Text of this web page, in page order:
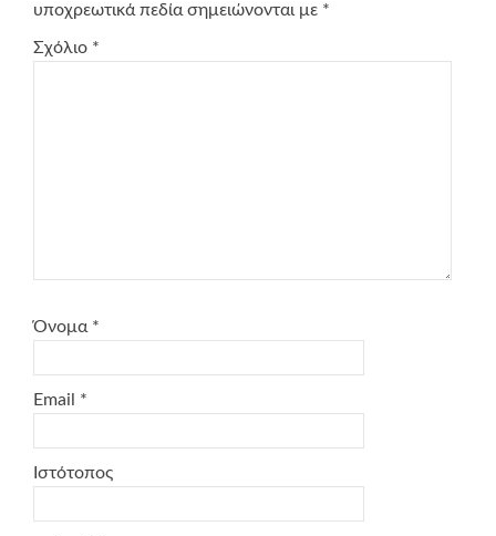
υποχρεωτικά πεδία σημειώνονται με *
Σχόλιο *
Όνομα *
Email *
Ιστότοπος